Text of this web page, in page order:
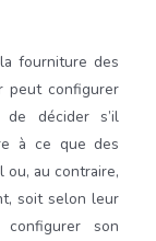
fourniture des
peut configurer
décider s’il
à ce que des
ou, au contraire,
soit selon leur
configurer son